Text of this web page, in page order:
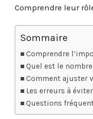
Comprendre leur
Sommaire
Comprendre
Quel est le
Comment ajuster
Les erreurs à
Questions